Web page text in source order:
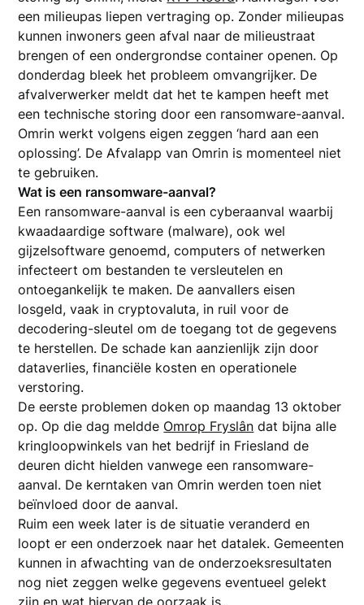
een milieupas liepen vertraging op. Zonder milieupas
kunnen inwoners geen afval naar de milieustraat
brengen of een ondergrondse container openen. Op
donderdag bleek het probleem omvangrijker. De
afvalverwerker meldt dat het te kampen heeft met
een technische storing door een ransomware-aanval.
Omrin werkt volgens eigen zeggen ‘hard aan een
oplossing’. De Afvalapp van Omrin is momenteel niet
te gebruiken.
Wat is een ransomware-aanval?
Een ransomware-aanval is een cyberaanval waarbij
kwaadaardige software (malware), ook wel
gijzelsoftware genoemd, computers of netwerken
infecteert om bestanden te versleutelen en
ontoegankelijk te maken. De aanvallers eisen
losgeld, vaak in cryptovaluta, in ruil voor de
decodering-sleutel om de toegang tot de gegevens
te herstellen. De schade kan aanzienlijk zijn door
dataverlies, financiële kosten en operationele
verstoring.
De eerste problemen doken op maandag 13 oktober
op. Op die dag meldde Omrop Fryslân dat bijna alle
kringloopwinkels van het bedrijf in Friesland de
deuren dicht hielden vanwege een ransomware-
aanval. De kerntaken van Omrin werden toen niet
beïnvloed door de aanval.
Ruim een week later is de situatie veranderd en
loopt er een onderzoek naar het datalek. Gemeenten
kunnen in afwachting van de onderzoeksresultaten
nog niet zeggen welke gegevens eventueel gelekt